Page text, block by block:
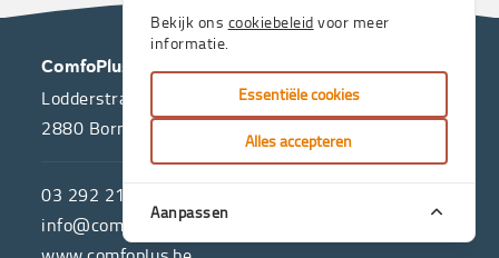
OVER
ONS
de
hulpmiddelenwinkel
van
CONTACT
ComfoPlus
Lodderstraat 20B
2880 Bornem
03 292 21 60
info@comfoplus.be
Bekijk ons cookiebeleid voor meer
informatie.
Essentiële cookies
Alles accepteren
Aanpassen